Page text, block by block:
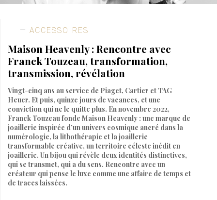
ACCESSOIRES
Maison Heavenly : Rencontre avec
Franck Touzeau, transformation,
transmission, révélation
Vingt-cinq ans au service de Piaget, Cartier et TAG
Heuer. Et puis, quinze jours de vacances, et une
conviction qui ne le quitte plus. En novembre 2022,
Franck Touzeau fonde Maison Heavenly : une marque de
joaillerie inspirée d’un univers cosmique ancré dans la
numérologie, la lithothérapie et la joaillerie
transformable créative, un territoire céleste inédit en
joaillerie. Un bijou qui révèle deux identités distinctives,
qui se transmet, qui a du sens. Rencontre avec un
créateur qui pense le luxe comme une affaire de temps et
de traces laissées.